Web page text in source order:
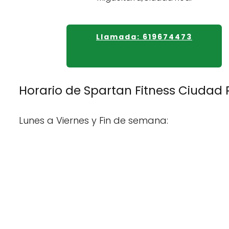
Llamada: 619674473
Horario de Spartan Fitness Ciudad
Lunes a Viernes y Fin de semana: